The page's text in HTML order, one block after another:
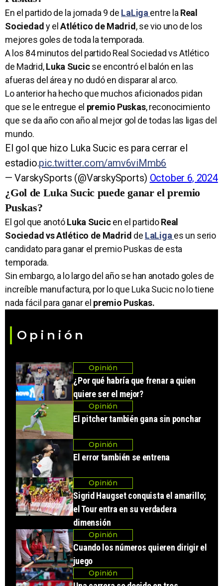
En el partido de la jornada 9 de LaLigaentre laReal
Sociedad y elAtlético de Madrid, se vio uno de los
mejores goles de toda la temporada.
A los 84 minutos del partido Real Sociedad vs Atlético
de Madrid,Luka Sucicse encontró el balón en las
afueras del área y no dudó en disparar al arco.
Lo anterior ha hecho que muchos aficionados pidan
que se le entregue el premio Puskas, reconocimiento
que se da año con año al mejor gol de todas las ligas del
mundo.
El gol que hizo Luka Sucic es para cerrar el
estadio.pic.twitter.com/amv6viMmb6
— VarskySports (@VarskySports) October 6, 2024
¿Gol de Luka Sucic puede ganar el premio
Puskas?
El gol que anotóLuka Sucicen el partidoReal
Sociedad vs Atlético de Madrid de LaLigaes un serio
candidato para ganar el premio Puskas de esta
temporada.
Sin embargo, a lo largo del año se han anotado goles de
increíble manufactura, por lo que Luka Sucic no lo tiene
nada fácil para ganar el premio Puskas.
Opinión
Opinión
¿Por qué habría que frenar a quien
quiere ser el mejor?
Opinión
El pitcher también gana sin ponchar
Opinión
El error también se entrena
Opinión
Sigrid Haugset conquista el amarillo;
el Tour entra en su verdadera
dimensión
Opinión
Cuando los números quieren dirigir el
juego
Opinión